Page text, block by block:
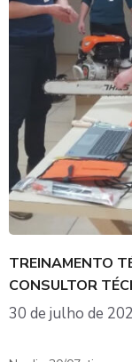
TREINAMENTO
CONSULTOR
30 de julho de